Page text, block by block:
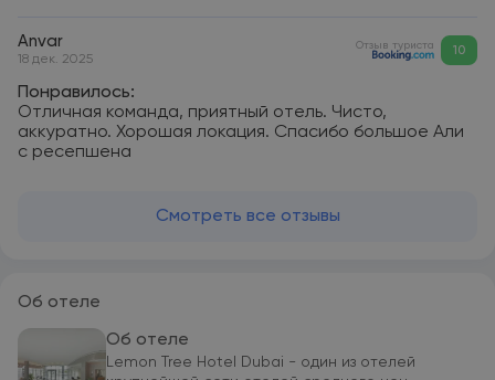
Anvar
18 дек. 2025
Отзыв туриста 10
Понравилось:
Отличная команда, приятный отель. Чисто,
аккуратно. Хорошая локация. Спасибо большое Али
с ресепшена
Смотреть все отзывы
Об отеле
Об отеле
Lemon Tree Hotel Dubai - один из отелей